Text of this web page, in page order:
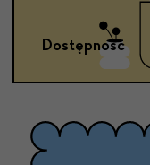
Dostępność